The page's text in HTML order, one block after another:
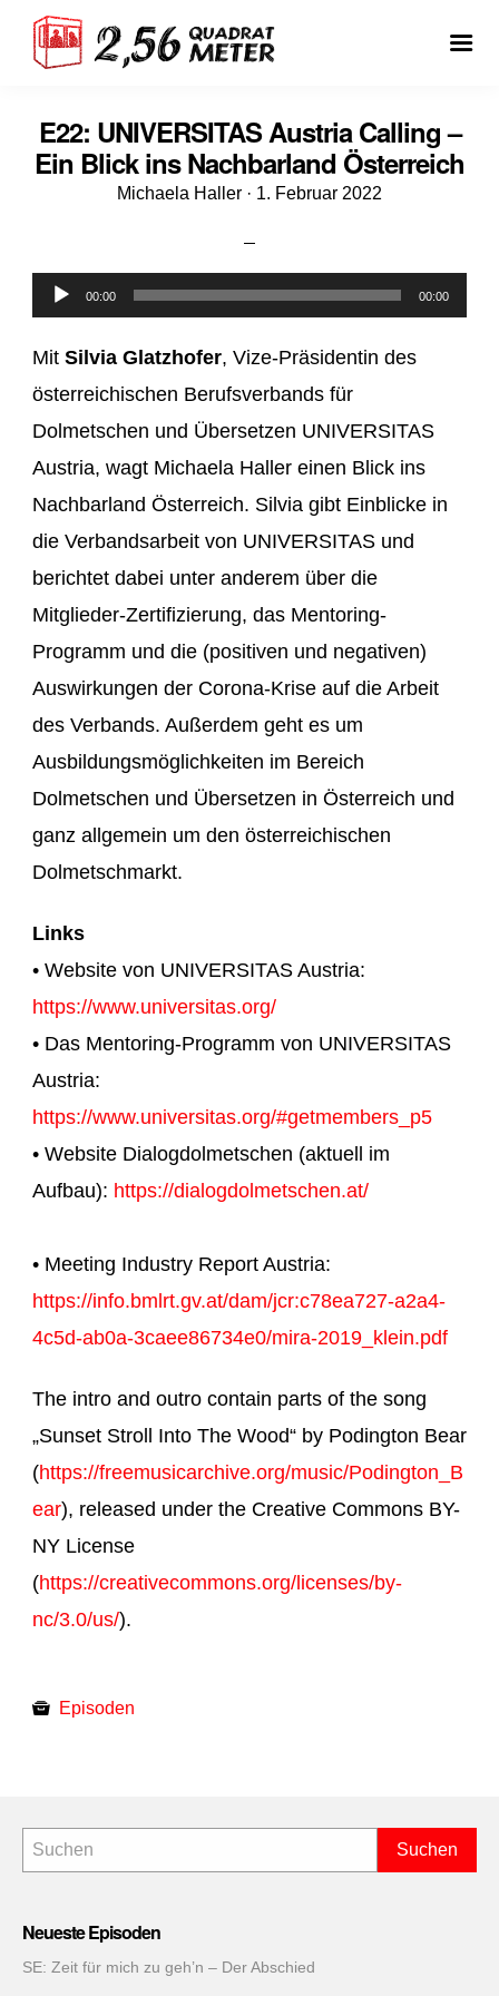
E22: UNIVERSITAS Austria Calling –
Ein Blick ins Nachbarland Österreich
Michaela Haller · Veröffentlicht
1. Februar 2022
Audio-00:00 00:00
Mit Silvia Glatzhofer, Vize-Präsidentin des
österreichischen Berufsverbands für
Dolmetschen und Übersetzen UNIVERSITAS
Austria, wagt Michaela Haller einen Blick ins
Nachbarland Österreich. Silvia gibt Einblicke in
die Verbandsarbeit von UNIVERSITAS und
berichtet dabei unter anderem über die
Mitglieder-Zertifizierung, das Mentoring-
Programm und die (positiven und negativen)
Auswirkungen der Corona-Krise auf die Arbeit
des Verbands. Außerdem geht es um
Ausbildungsmöglichkeiten im Bereich
Dolmetschen und Übersetzen in Österreich und
ganz allgemein um den österreichischen
Dolmetschmarkt.
Links
• Website von UNIVERSITAS Austria:
https://www.universitas.org/
• Das Mentoring-Programm von UNIVERSITAS
Austria:
https://www.universitas.org/#getmembers_p5
• Website Dialogdolmetschen (aktuell im
Aufbau): https://dialogdolmetschen.at/
• Meeting Industry Report Austria:
https://info.bmlrt.gv.at/dam/jcr:c78ea727-a2a4-
4c5d-ab0a-3caee86734e0/mira-2019_klein.pdf
The intro and outro contain parts of the song
„Sunset Stroll Into The Wood“ by Podington Bear
(https://freemusicarchive.org/music/Podington_B
ear), released under the Creative Commons BY-
NY License
(https://creativecommons.org/licenses/by-
nc/3.0/us/).
Episoden
Neueste Episoden
SE: Zeit für mich zu geh’n – Der Abschied